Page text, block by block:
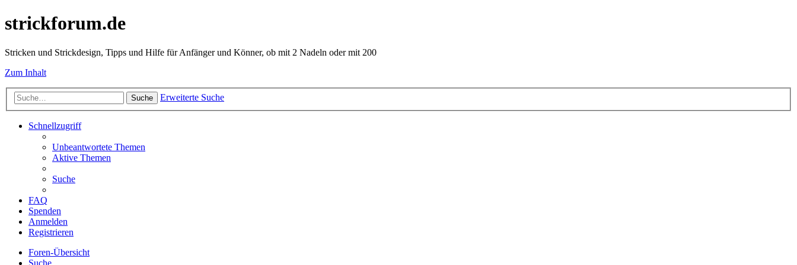
strickforum.de
Stricken und Strickdesign, Tipps und Hilfe für Anfänger und Könner, ob mit 2 Nadeln oder mit 200
Zum Inhalt
Suche Erweiterte Suche
Schnellzugriff
Unbeantwortete Themen
Aktive Themen
Suche
FAQ
Spenden
Anmelden
Registrieren
Foren-Übersicht